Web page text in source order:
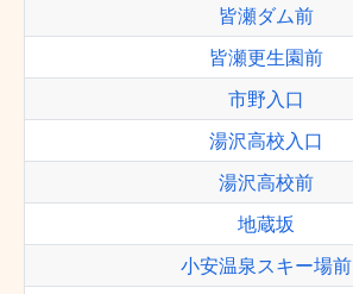
皆瀬ダム前
皆瀬更生園前
市野入口
湯沢高校入口
湯沢高校前
地蔵坂
小安温泉スキー場前